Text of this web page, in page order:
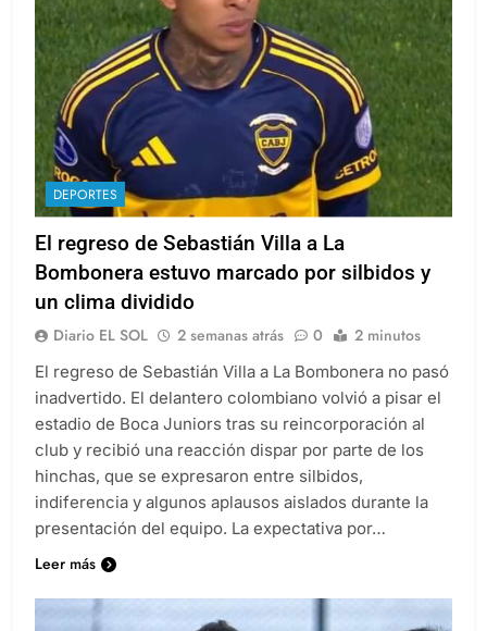
DEPORTES
El regreso de Sebastián Villa a La
Bombonera estuvo marcado por silbidos y
un clima dividido
Diario EL SOL 2 semanas atrás 0 2 minutos
El regreso de Sebastián Villa a La Bombonera no pasó
inadvertido. El delantero colombiano volvió a pisar el
estadio de Boca Juniors tras su reincorporación al
club y recibió una reacción dispar por parte de los
hinchas, que se expresaron entre silbidos,
indiferencia y algunos aplausos aislados durante la
presentación del equipo. La expectativa por…
Leer más